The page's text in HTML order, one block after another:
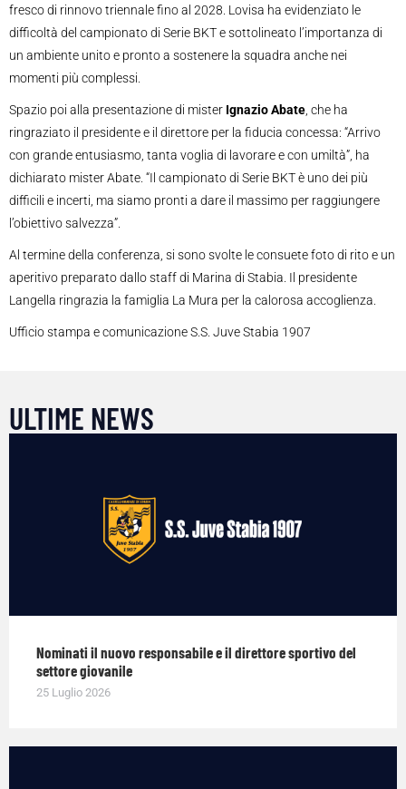
fresco di rinnovo triennale fino al 2028. Lovisa ha evidenziato le
difficoltà del campionato di Serie BKT e sottolineato l’importanza di
un ambiente unito e pronto a sostenere la squadra anche nei
momenti più complessi.
Spazio poi alla presentazione di mister Ignazio Abate , che ha
ringraziato il presidente e il direttore per la fiducia concessa: “Arrivo
con grande entusiasmo, tanta voglia di lavorare e con umiltà”, ha
dichiarato mister Abate. “Il campionato di Serie BKT è uno dei più
difficili e incerti, ma siamo pronti a dare il massimo per raggiungere
l’obiettivo salvezza”.
Al termine della conferenza, si sono svolte le consuete foto di rito e un
aperitivo preparato dallo staff di Marina di Stabia. Il presidente
Langella ringrazia la famiglia La Mura per la calorosa accoglienza.
Ufficio stampa e comunicazione S.S. Juve Stabia 1907
ULTIME NEWS
Nominati il nuovo responsabile e il direttore sportivo del
settore giovanile
25 Luglio 2026